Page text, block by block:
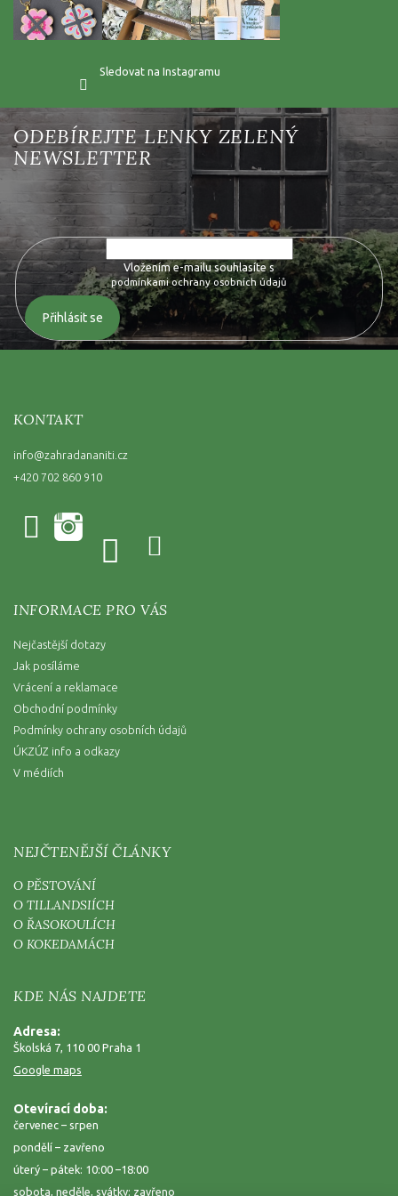
Sledovat na Instagramu
Vložte svůj e-mail a my vám budeme zasílat informace o nových
produktech na našem e-shopu.
Vložením e-mailu souhlasíte s
podmínkami ochrany osobních údajů
Přihlásit se
KONTAKT
info@zahradananiti.cz
+420 702 860 910
INFORMACE PRO VÁS
Nejčastější dotazy
Jak posíláme
Vrácení a reklamace
Obchodní podmínky
Podmínky ochrany osobních údajů
ÚKZÚZ info a odkazy
V médiích
NEJČTENĚJŠÍ ČLÁNKY
O PĚSTOVÁNÍ
O TILLANDSIÍCH
O ŘASOKOULÍCH
O KOKEDAMÁCH
KDE NÁS NAJDETE
Adresa:
Školská 7, 110 00 Praha 1
Google maps
Otevírací doba:
červenec – srpen
pondělí – zavřeno
úterý – pátek: 10:00 –18:00
sobota, neděle, svátky: zavřeno